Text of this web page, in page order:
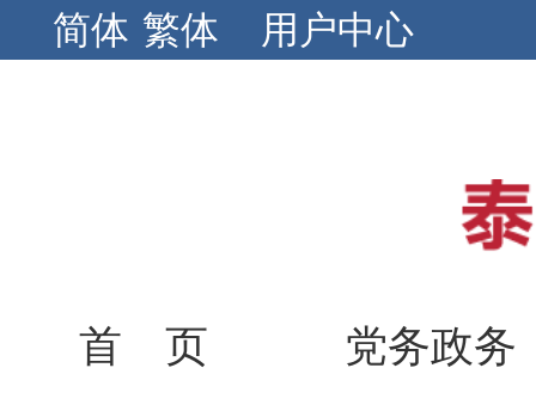
简体 繁体 用户中心
首 页
党务政务